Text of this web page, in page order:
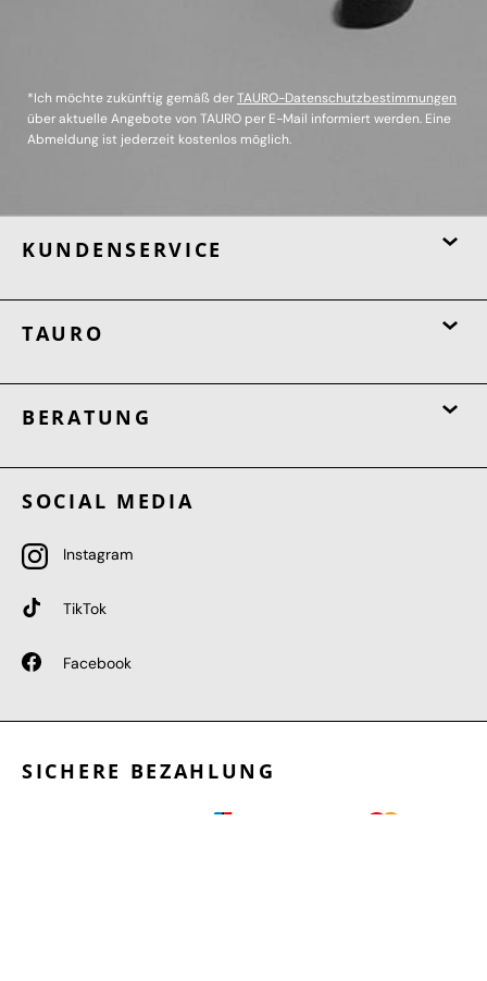
*Ich möchte zukünftig gemäß derTAURO-Datenschutzbestimmungen
über aktuelle Angebote von TAURO per E-Mail informiert werden. Eine
Abmeldung ist jederzeit kostenlos möglich.
KUNDENSERVICE
TAURO
BERATUNG
SOCIAL MEDIA
Instagram
TikTok
Facebook
SICHERE BEZAHLUNG